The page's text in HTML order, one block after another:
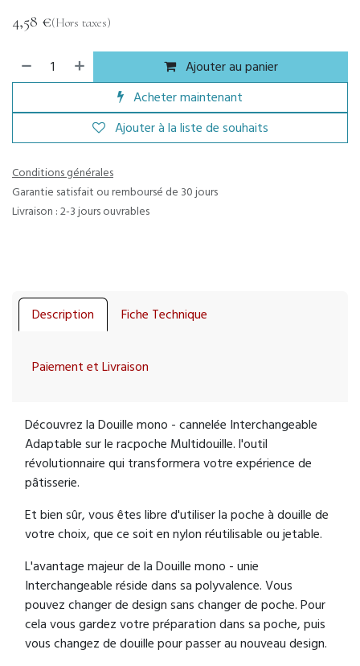
4,58 €(Hors taxes)
Ajouter au panier
Acheter maintenant
Ajouter à la liste de souhaits
Conditions générales
Garantie satisfait ou remboursé de 30 jours
Livraison : 2-3 jours ouvrables
Description Fiche Technique
Paiement et Livraison
Découvrez la Douille mono - cannelée Interchangeable
Adaptable sur le racpoche Multidouille. l'outil
révolutionnaire qui transformera votre expérience de
pâtisserie.
Et bien sûr, vous êtes libre d'utiliser la poche à douille de
votre choix, que ce soit en nylon réutilisable ou jetable.
L'avantage majeur de la Douille mono - unie
Interchangeable réside dans sa polyvalence. Vous
pouvez changer de design sans changer de poche. Pour
cela vous gardez votre préparation dans sa poche, puis
vous changez de douille pour passer au nouveau design.